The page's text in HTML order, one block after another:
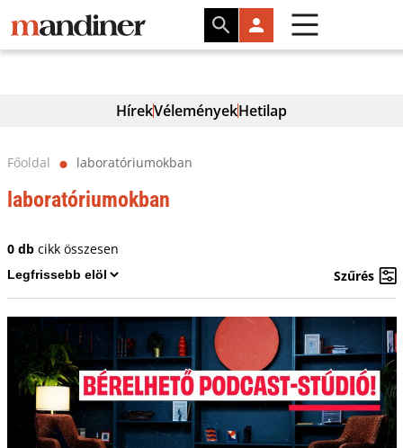
HírekVéleményekHetilap
Főoldal ⬤ laboratóriumokban
laboratóriumokban
0 dbcikk összesen
Szűrés